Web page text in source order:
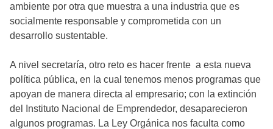
ambiente por otra que muestra a una industria que es
socialmente responsable y comprometida con un
desarrollo sustentable.
A nivel secretaría, otro reto es hacer frente a esta nueva
política pública, en la cual tenemos menos programas que
apoyan de manera directa al empresario; con la extinción
del Instituto Nacional de Emprendedor, desaparecieron
algunos programas. La Ley Orgánica nos faculta como